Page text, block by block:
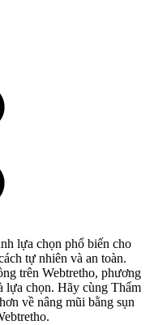
lựa chọn phổ biến cho
tự nhiên và an toàn.
trên Webtretho, phương
lựa chọn. Hãy cùng Thẩm
về nâng mũi bằng sụn